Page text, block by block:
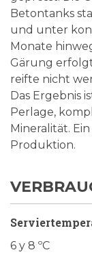
Betontanks
und unter
Monate
Gärung
reifte nicht
Das Ergebnis
Perlage,
Mineralität.
Produktion.
6 y 8 ºC